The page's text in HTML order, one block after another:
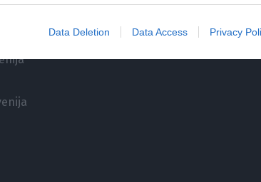
Data Deletion Data Access Privacy